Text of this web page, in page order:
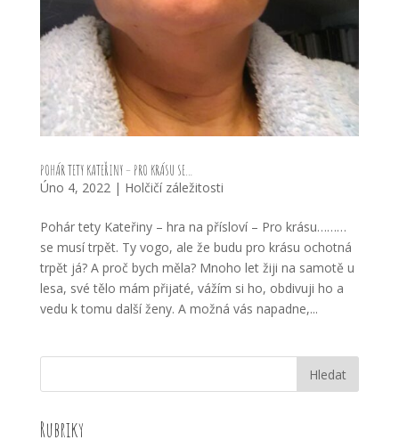
POHÁR TETY KATEŘINY – PRO KRÁSU SE…
Úno 4, 2022 | Holčičí záležitosti
Pohár tety Kateřiny – hra na přísloví – Pro krásu………
se musí trpět. Ty vogo, ale že budu pro krásu ochotná
trpět já? A proč bych měla? Mnoho let žiji na samotě u
lesa, své tělo mám přijaté, vážím si ho, obdivuji ho a
vedu k tomu další ženy. A možná vás napadne,...
Rubriky